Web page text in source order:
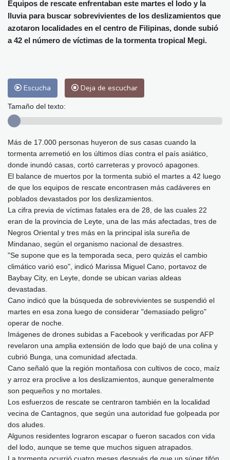
Alicante
30 °C Córdoba
32 °C
Málaga
27 °C Murcia
29 °C
Las Palmas de Gran Canaria
27 °C
Ibiza
29 °C Buenos Aires
12 °C
Panama City
33 °C
Equipos de rescate enfrentaban este martes el lodo y la
lluvia para buscar sobrevivientes de los deslizamientos que
azotaron localidades en el centro de Filipinas, donde subió
a 42 el número de víctimas de la tormenta tropical Megi.
Escucha Deja de escuchar
Tamaño del texto:
Más de 17.000 personas huyeron de sus casas cuando la
tormenta arremetió en los últimos días contra el país asiático,
donde inundó casas, cortó carreteras y provocó apagones.
El balance de muertos por la tormenta subió el martes a 42 luego
de que los equipos de rescate encontrasen más cadáveres en
poblados devastados por los deslizamientos.
La cifra previa de víctimas fatales era de 28, de las cuales 22
eran de la provincia de Leyte, una de las más afectadas, tres de
Negros Oriental y tres más en la principal isla sureña de
Mindanao, según el organismo nacional de desastres.
"Se supone que es la temporada seca, pero quizás el cambio
climático varió eso", indicó Marissa Miguel Cano, portavoz de
Baybay City, en Leyte, donde se ubican varias aldeas
devastadas.
Cano indicó que la búsqueda de sobrevivientes se suspendió el
martes en esa zona luego de considerar "demasiado peligro"
operar de noche.
Imágenes de drones subidas a Facebook y verificadas por AFP
revelaron una amplia extensión de lodo que bajó de una colina y
cubrió Bunga, una comunidad afectada.
Cano señaló que la región montañosa con cultivos de coco, maíz
y arroz era proclive a los deslizamientos, aunque generalmente
son pequeños y no mortales.
Los esfuerzos de rescate se centraron también en la localidad
vecina de Cantagnos, que según una autoridad fue golpeada por
dos aludes.
Algunos residentes lograron escapar o fueron sacados con vida
del lodo, aunque se teme que muchos siguen atrapados.